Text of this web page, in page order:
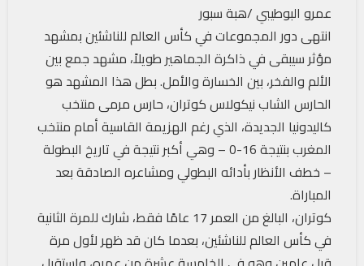
عمرو البوطيبي /هبة سبور
انتهى دور المجموعات في كأس العالم للناشئين بمشهد
مؤثر سيبقى في ذاكرة الجماهير طويلاً، مشهد جمع بين
الألم والفخر، بين الخسارة والأمل. بطل هذا المشهد هو
الحارس الشاب نيكولاس كوتران، حارس مرمى منتخب
كاليدونيا الجديدة، الذي رغم الهزيمة القاسية أمام منتخب
المغرب بنتيجة 16-0 – وهي أكبر نتيجة في تاريخ البطولة
– خطف الأنظار بأدائه البطولي ومشاعره الصادقة بعد
المباراة.
كوتران، البالغ من العمر 17 عامًا فقط، شارك للمرة الثانية
في كأس العالم للناشئين، بعدما كان قد ظهر لأول مرة